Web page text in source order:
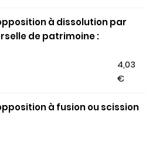
à dissolution par
de patrimoine :
4,03
€
à fusion ou scission